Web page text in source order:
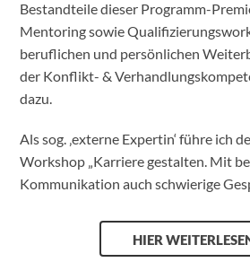
Bestandteile dieser Programm-
Mentoring sowie
beruflichen und persönlichen
der Konflikt- &
dazu.
Als sog. ‚externe Expertin‘ führe ich
Workshop „Karriere gestalten. Mit
Kommunikation auch schwierige
HIER